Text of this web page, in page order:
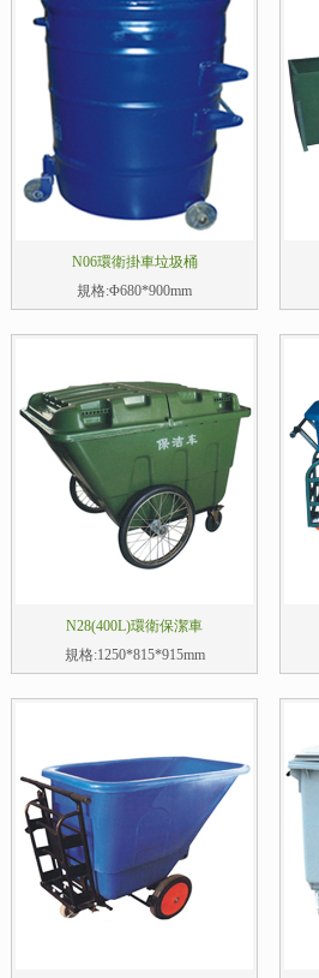
N06環衛掛車垃圾桶
規格:Φ680*900mm
N28(400L)環衛保潔車
規格:1250*815*915mm